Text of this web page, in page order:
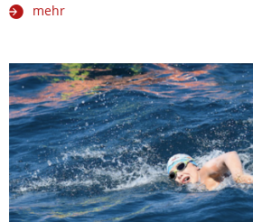
mehr